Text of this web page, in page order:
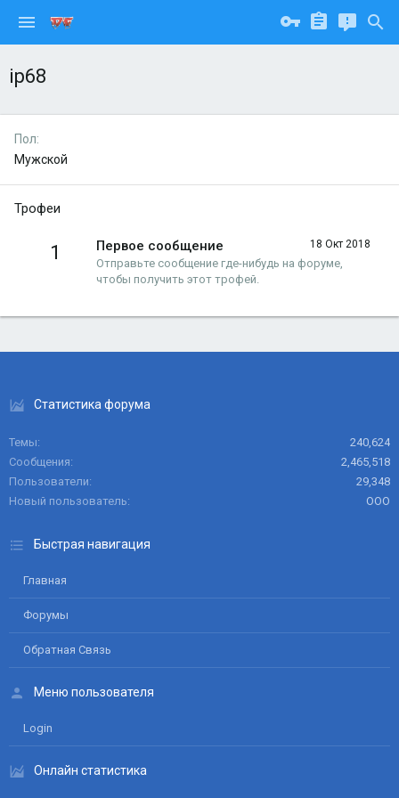
ip68
Пол
Мужской
Трофеи
1 18 Окт 2018
Первое сообщение
Отправьте сообщение где-нибудь на форуме,
чтобы получить этот трофей.
Статистика форума
Темы
240,624
Сообщения
2,465,518
Пользователи
29,348
Новый пользователь
ООО
Быстрая навигация
Главная
Форумы
Обратная Связь
Меню пользователя
Login
Онлайн статистика